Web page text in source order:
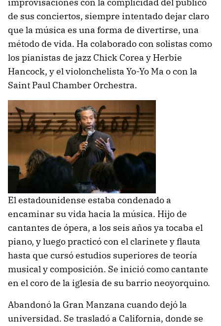
de sus conciertos, siempre intentado dejar claro
que la música es una forma de divertirse, una
método de vida. Ha colaborado con solistas como
los pianistas de jazz Chick Corea y Herbie
Hancock, y el violonchelista Yo-Yo Ma o con la
Saint Paul Chamber Orchestra.
El estadounidense estaba condenado a
encaminar su vida hacia la música. Hijo de
cantantes de ópera, a los seis años ya tocaba el
piano, y luego practicó con el clarinete y flauta
hasta que cursó estudios superiores de teoría
musical y composición. Se inició como cantante
en el coro de la iglesia de su barrio neoyorquino.
Abandonó la Gran Manzana cuando dejó la
universidad. Se trasladó a California, donde se